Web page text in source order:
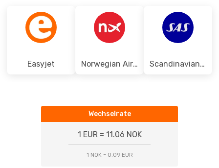
Easyjet Norwegian Air Shuttle Scandinavian Airlines
Wechselrate
1 EUR = 11.06 NOK
1 NOK = 0.09 EUR